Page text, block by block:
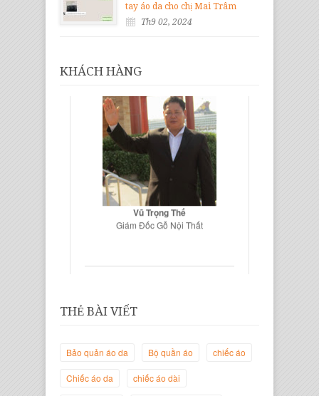
tay áo da cho chị Mai Trâm
Th9 02, 2024
KHÁCH HÀNG
Vũ Trọng Thế
Giám Đốc Gỗ Nội Thất
THẺ BÀI VIẾT
Bảo quản áo da Bộ quần áo chiếc áo
Chiếc áo da chiếc áo dài